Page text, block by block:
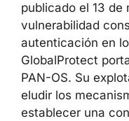
Según elboletín
publicado el 13 de
vulnerabilidad
autenticación en
GlobalProtect
PAN-OS. Su
eludir los